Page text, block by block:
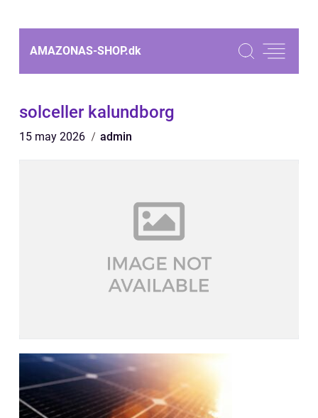
AMAZONAS-SHOP.dk
solceller kalundborg
15 may 2026 admin